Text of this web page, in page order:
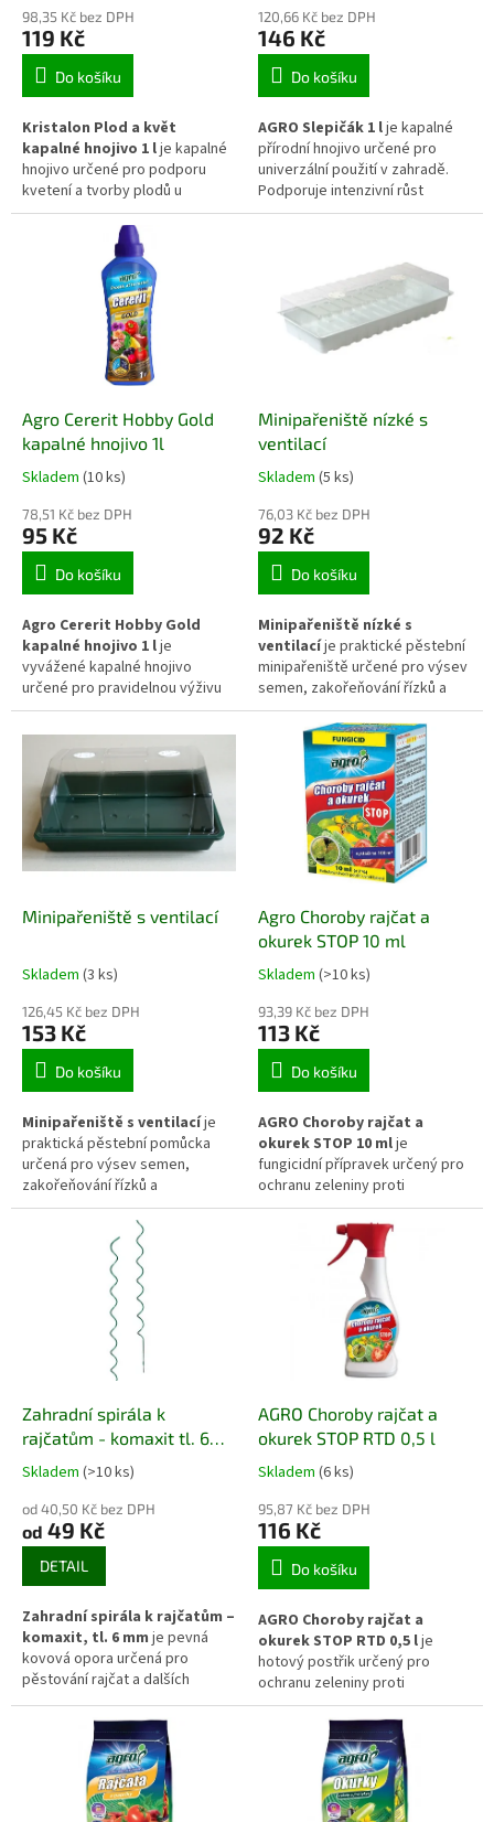
98,35 Kč bez DPH
119 Kč
Do košíku
Kristalon Plod a květ
kapalné hnojivo 1 lje kapalné
hnojivo určené pro podporu
kvetení a tvorby plodů u
zahradních i nádobových rostlin.
Vyvážené složení živin přispívá
k bohatší násadě květů, lepšímu
vybarvení plodů a celkové
vitalitě rostlin během
vegetačního období.
120,66 Kč bez DPH
146 Kč
Do košíku
AGRO Slepičák 1 lje kapalné
přírodní hnojivo určené pro
univerzální použití v zahradě.
Podporuje intenzivní růst
rostlin, zlepšuje biologickou
pěstovaných plodin.
Agro Cererit Hobby Gold
kapalné hnojivo 1l
Skladem (10 ks)
78,51 Kč bez DPH
95 Kč
Do košíku
Agro Cererit Hobby Gold
kapalné hnojivo 1 lje
vyvážené kapalné hnojivo
určené pro pravidelnou výživu
zeleniny, ovocných stromů,
okrasných rostlin i jehličnanů.
Dodává rychle dostupné živiny,
které podporují zdravý růst,
pevnou stavbu pletiv a celkovou
vitalitu rostlin během vegetace.
Minipařeniště nízké s
ventilací
Skladem (5 ks)
76,03 Kč bez DPH
92 Kč
Do košíku
Minipařeniště nízké s
ventilacíje praktické pěstební
minipařeniště určené pro výsev
semen, zakořeňování řízků a
předpěstování mladých rostlin.
Průhledné víko s nastavitelnou
ventilací pomáhá udržovat
vhodné mikroklima, reguluje
vlhkost a podporuje
rovnoměrné klíčení i zdravý
počáteční růst rostlin. Díky
nízkému provedení je ideální
pro použití na parapetech, ve
prostorách.
Minipařeniště s ventilací
Skladem (3 ks)
126,45 Kč bez DPH
153 Kč
Do košíku
Minipařeniště s ventilacíje
praktická pěstební pomůcka
určená pro výsev semen,
zakořeňování řízků a
předpěstování mladých rostlin.
Průhledné víko s nastavitelnou
ventilací pomáhá udržovat
optimální mikroklima, reguluje
vlhkost i proudění vzduchu a
vytváří vhodné podmínky pro
rovnoměrné klíčení a zdravý
počáteční růst rostlin. Je
vhodné pro použití na
pařeništích i dalších pěstebních
prostorách.
Agro Choroby rajčat a
okurek STOP 10 ml
Skladem (>10 ks)
93,39 Kč bez DPH
113 Kč
Do košíku
AGRO Choroby rajčat a
okurek STOP 10 mlje
fungicidní přípravek určený pro
ochranu zeleniny proti
houbovým chorobám. Pomáhá
omezovat výskyt plísní a dalších
patogenů, které mohou
oslabovat růst rostlin a snižovat
kvalitu úrody. Přípravek je
vhodný zejména pro rajčata a
okurky pěstované na záhonech,
ve skleníku i ve fóliovníku.
Zahradní spirála k
rajčatům - komaxit tl. 6
mm
Skladem (>10 ks)
od 40,50 Kč bez DPH
od 49 Kč
DETAIL
Zahradní spirála k rajčatům –
komaxit, tl. 6 mm je pevná
kovová opora určená pro
pěstování rajčat a dalších
popínavých nebo vysokých
zeleninových rostlin. Spirálový
tvar usnadňuje vedení rostlin
bez nutnosti častého
vyvazování a odolná komaxitová
povrchová úprava chrání oporu
AGRO Choroby rajčat a
okurek STOP RTD 0,5 l
Skladem (6 ks)
95,87 Kč bez DPH
116 Kč
Do košíku
AGRO Choroby rajčat a
okurek STOP RTD 0,5 lje
hotový postřik určený pro
ochranu zeleniny proti
houbovým chorobám. Přípravek
je připraven k okamžitému
použití bez nutnosti ředění a
pomáhá omezovat výskyt plísní
a dalších patogenů, které
mohou napadat listy a oslabovat